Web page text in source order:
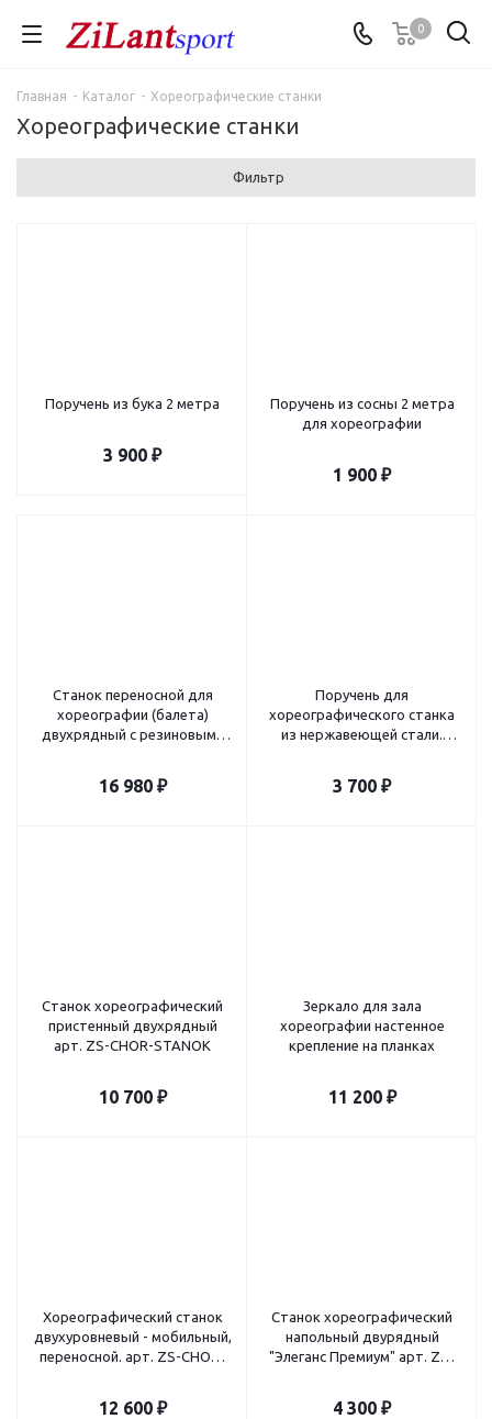
0
Главная - Каталог - Хореографические станки
Хореографические станки
Фильтр
Поручень из бука 2 метра
3 900 ₽
Поручень из сосны 2 метра
для хореографии
1 900 ₽
Станок переносной для
хореографии (балета)
двухрядный с резиновыми
16 980₽
Поручень для
хореографического станка
из нержавеющей стали.
3 700 ₽
Станок хореографический
пристенный двухрядный
арт. ZS-CHOR-STANOK
10 700₽
Зеркало для зала
хореографии настенное
крепление на планках
11 200₽
Хореографический станок
двухуровневый - мобильный,
переносной. арт. ZS-CHOR-
12 600₽
Станок хореографический
напольный двурядный
"Элеганс Премиум" арт. ZS-
4 300 ₽